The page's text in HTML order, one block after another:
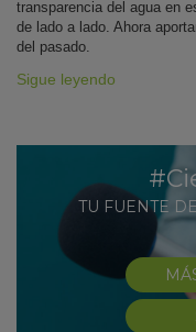
transparencia del agua en
de lado a lado. Ahora
del pasado.
Sigue leyendo
TU FUENTE